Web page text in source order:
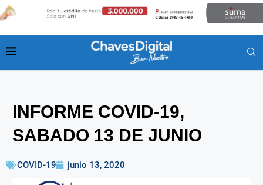
INFORME COVID-19,
SABADO 13 DE JUNIO
COVID-19 junio 13, 2020